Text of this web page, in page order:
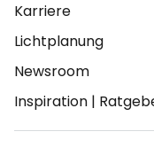
Karriere
Lichtplanung
Newsroom
Inspiration |